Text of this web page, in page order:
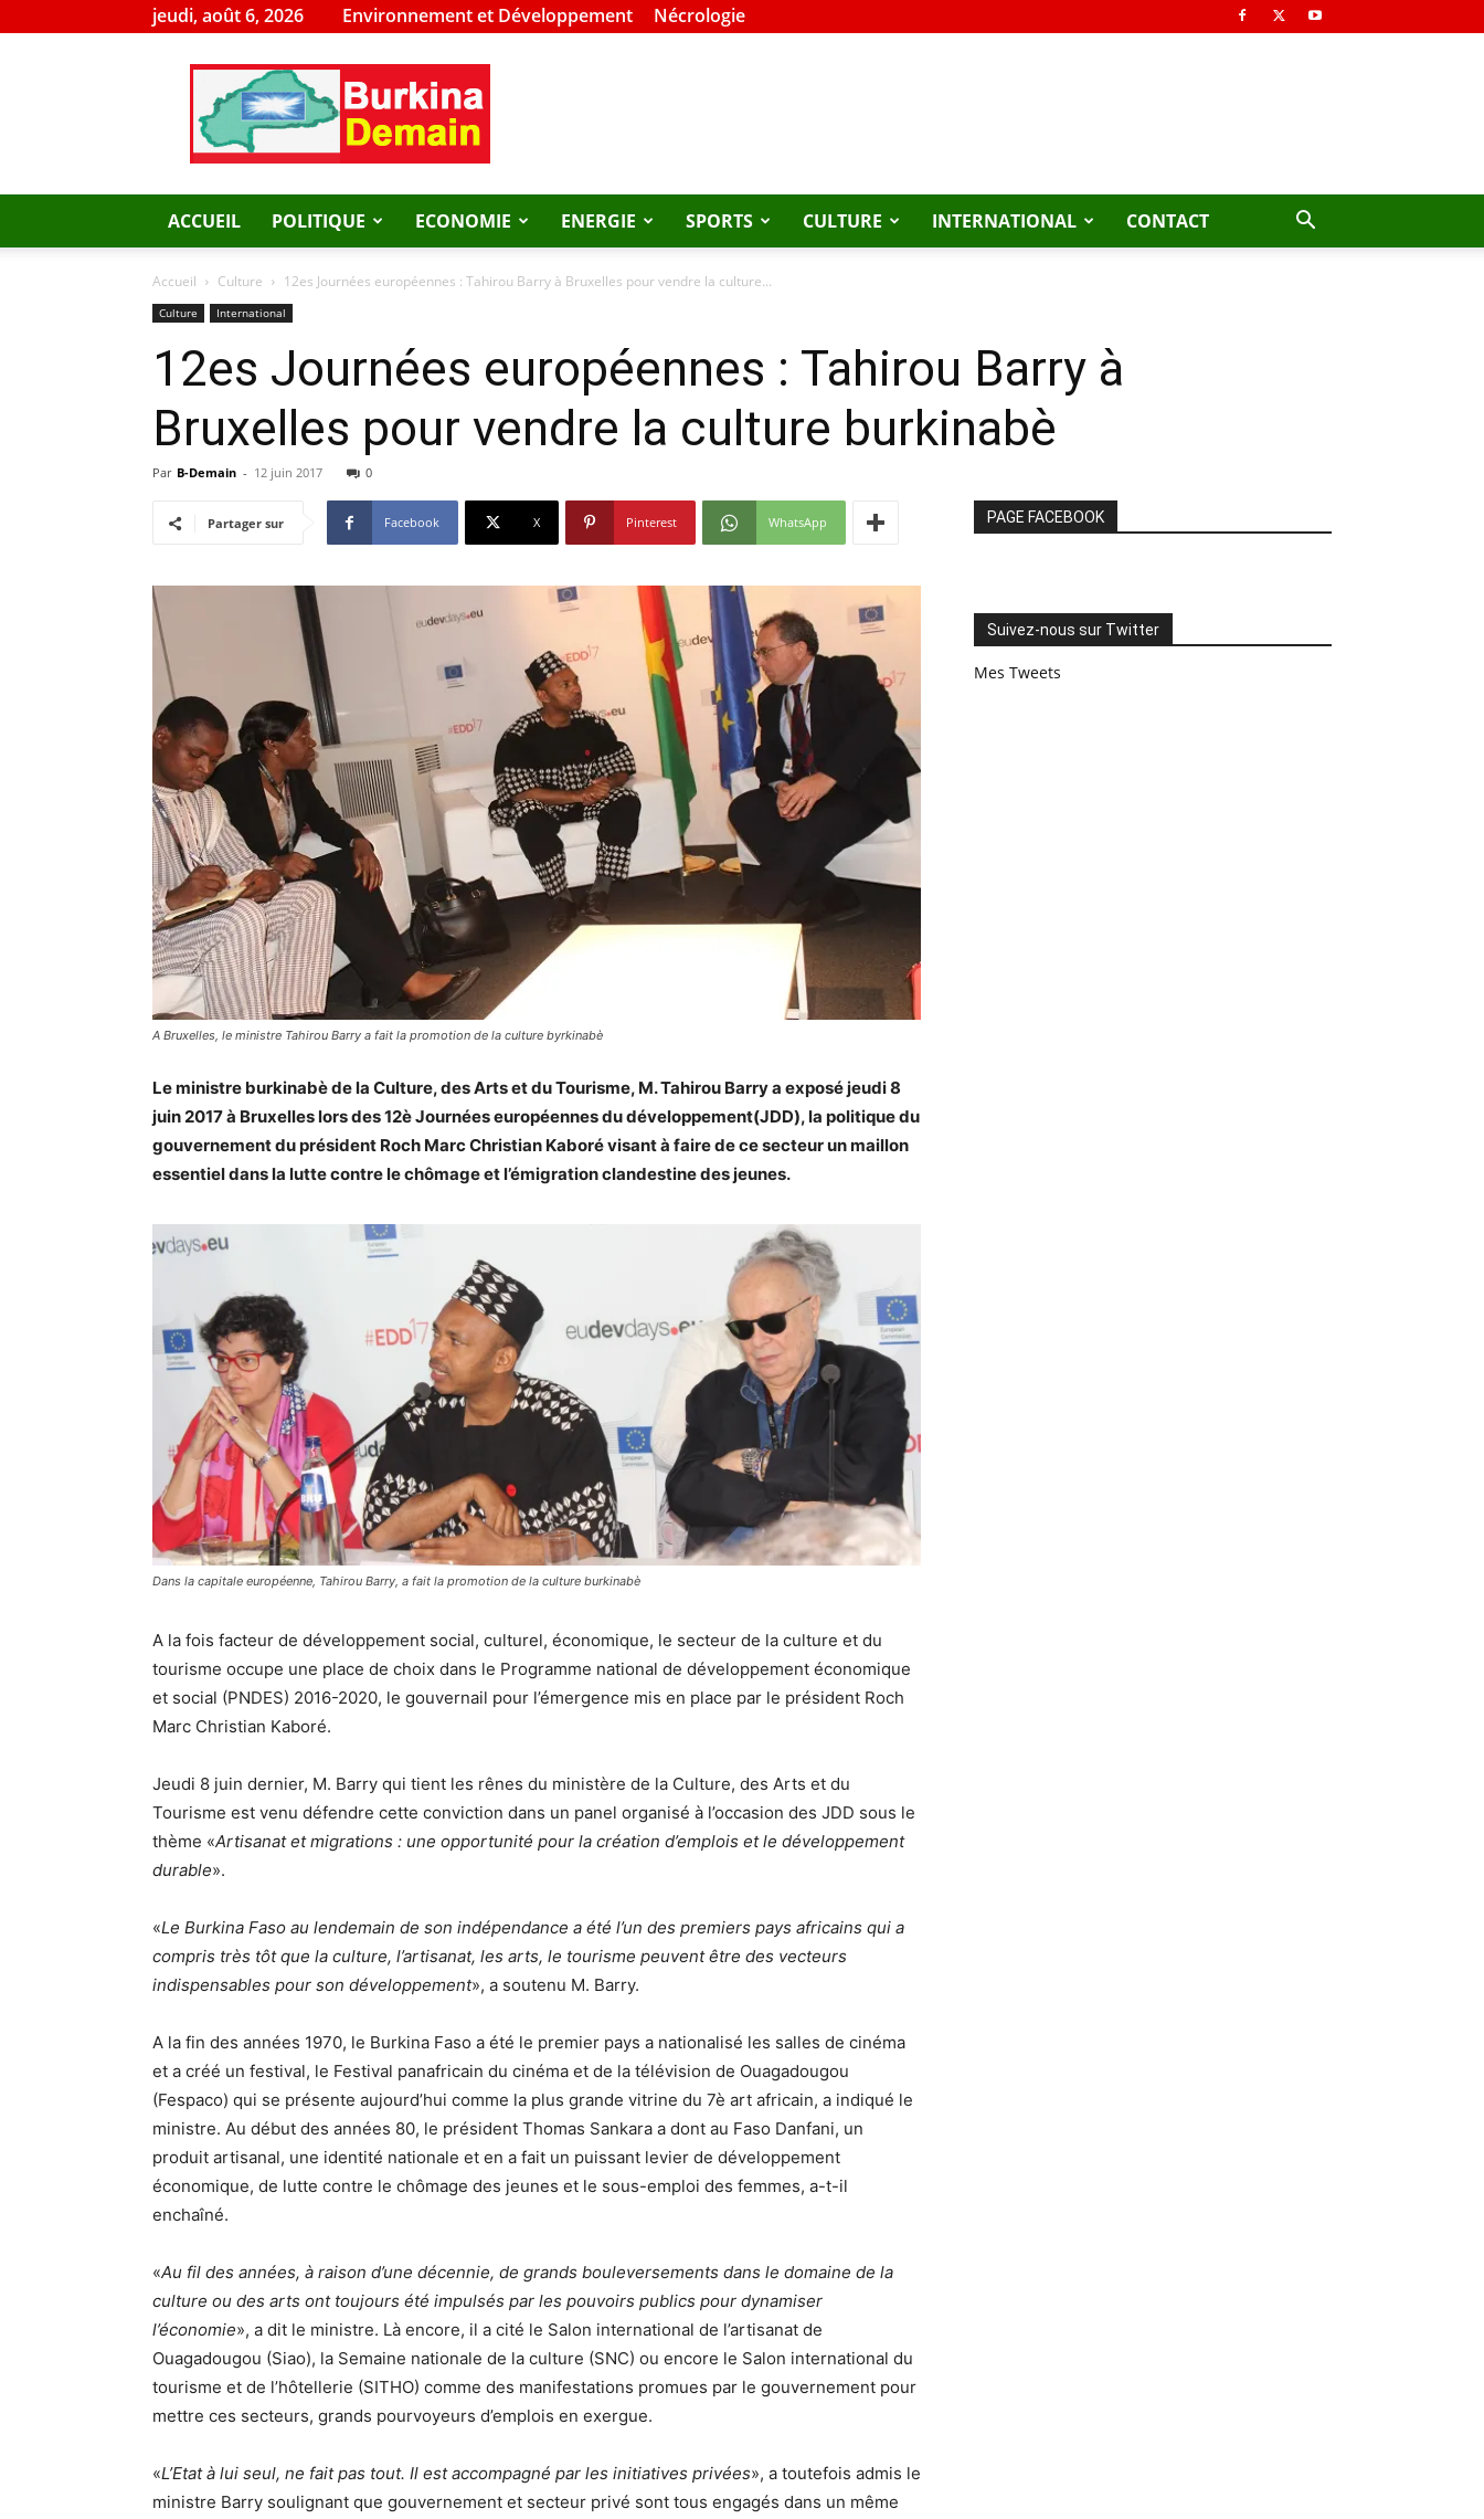
jeudi, août 6, 2026 Environnement et Développement Nécrologie
Burkina
Demain
ACCUEIL POLITIQUE ECONOMIE ENERGIE SPORTS CULTURE INTERNATIONAL CONTACT
Accueil Culture 12es Journées européennes : Tahirou Barry à Bruxelles pour vendre la culture...
Culture International
12es Journées européennes : Tahirou Barry à
Bruxelles pour vendre la culture burkinabè
Par B-Demain - 12 juin 2017 0
Partager sur Facebook X Pinterest WhatsApp
A Bruxelles, le ministre Tahirou Barry a fait la promotion de la culture byrkinabè
Le ministre burkinabè de la Culture, des Arts et du Tourisme, M. Tahirou Barry a exposé jeudi 8
juin 2017 à Bruxelles lors des 12è Journées européennes du développement(JDD), la politique du
gouvernement du président Roch Marc Christian Kaboré visant à faire de ce secteur un maillon
essentiel dans la lutte contre le chômage et l’émigration clandestine des jeunes.
Dans la capitale européenne, Tahirou Barry, a fait la promotion de la culture burkinabè
A la fois facteur de développement social, culturel, économique, le secteur de la culture et du
tourisme occupe une place de choix dans le Programme national de développement économique
et social (PNDES) 2016-2020, le gouvernail pour l’émergence mis en place par le président Roch
Marc Christian Kaboré.
Jeudi 8 juin dernier, M. Barry qui tient les rênes du ministère de la Culture, des Arts et du
Tourisme est venu défendre cette conviction dans un panel organisé à l’occasion des JDD sous le
thème «Artisanat et migrations : une opportunité pour la création d’emplois et le développement
durable».
«Le Burkina Faso au lendemain de son indépendance a été l’un des premiers pays africains qui a
compris très tôt que la culture, l’artisanat, les arts, le tourisme peuvent être des vecteurs
indispensables pour son développement», a soutenu M. Barry.
A la fin des années 1970, le Burkina Faso a été le premier pays a nationalisé les salles de cinéma
et a créé un festival, le Festival panafricain du cinéma et de la télévision de Ouagadougou
(Fespaco) qui se présente aujourd’hui comme la plus grande vitrine du 7è art africain, a indiqué le
ministre. Au début des années 80, le président Thomas Sankara a dont au Faso Danfani, un
produit artisanal, une identité nationale et en a fait un puissant levier de développement
économique, de lutte contre le chômage des jeunes et le sous-emploi des femmes, a-t-il
enchaîné.
«Au fil des années, à raison d’une décennie, de grands bouleversements dans le domaine de la
culture ou des arts ont toujours été impulsés par les pouvoirs publics pour dynamiser
l’économie», a dit le ministre. Là encore, il a cité le Salon international de l’artisanat de
Ouagadougou (Siao), la Semaine nationale de la culture (SNC) ou encore le Salon international du
tourisme et de l’hôtellerie (SITHO) comme des manifestations promues par le gouvernement pour
mettre ces secteurs, grands pourvoyeurs d’emplois en exergue.
«L’Etat à lui seul, ne fait pas tout. Il est accompagné par les initiatives privées», a toutefois admis le
ministre Barry soulignant que gouvernement et secteur privé sont tous engagés dans un même
PAGE FACEBOOK
Suivez-nous sur Twitter
Mes Tweets